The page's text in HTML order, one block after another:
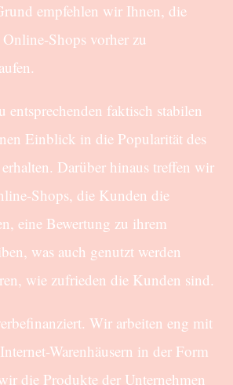
empfehlen wir Ihnen, die
Shops vorher zu
entsprechenden faktisch stabilen
Einblick in die Popularität des
Darüber hinaus treffen wir
Shops, die Kunden die
eine Bewertung zu ihrem
was auch genutzt werden
wie zufrieden die Kunden sind.
Wir arbeiten eng mit
Warenhäusern in der Form
die Produkte der Unternehmen